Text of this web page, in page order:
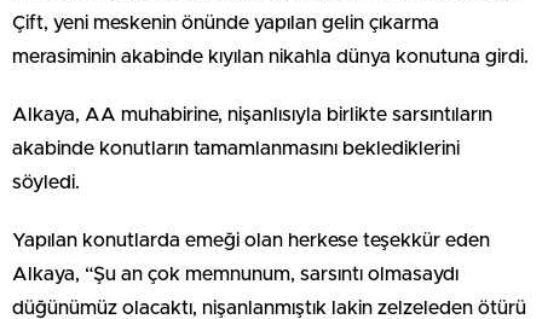
Çift, yeni meskenin önünde yapılan gelin çıkarma
merasiminin akabinde kıyılan nikahla dünya konutuna girdi.
Alkaya, AA muhabirine, nişanlısıyla birlikte sarsıntıların
akabinde konutların tamamlanmasını beklediklerini
söyledi.
Yapılan konutlarda emeği olan herkese teşekkür eden
Alkaya, “Şu an çok memnunum, sarsıntı olmasaydı
düğünümüz olacaktı, nişanlanmıştık lakin zelzeleden ötürü